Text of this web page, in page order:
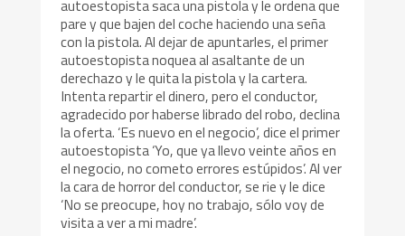
autoestopista saca una pistola y le ordena que
pare y que bajen del coche haciendo una seña
con la pistola. Al dejar de apuntarles, el primer
autoestopista noquea al asaltante de un
derechazo y le quita la pistola y la cartera.
Intenta repartir el dinero, pero el conductor,
agradecido por haberse librado del robo, declina
la oferta. ‘Es nuevo en el negocio’, dice el primer
autoestopista ‘Yo, que ya llevo veinte años en
el negocio, no cometo errores estúpidos’. Al ver
la cara de horror del conductor, se rie y le dice
‘No se preocupe, hoy no trabajo, sólo voy de
visita a ver a mi madre’.